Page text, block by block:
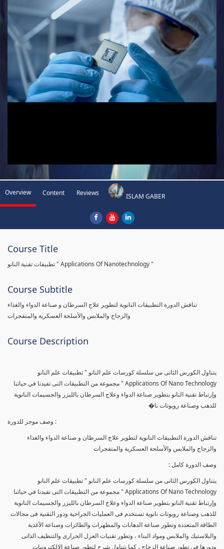
Overview Content Reviews ISLAM GABER
Course Title
تطبيقات تقنية النانو " Applications Of Nanotechnology "
Course Subtitle
تناقش الدورة التطبيقات النانوية لتطوير علاج السرطان و صناعة الدواء والغذاء
والزجاج والملابس والأسلحة العسكرية والمتفجرات
Course Description
يتناول الكورس الثانى من سلسلة كورسات علم النانو " تطبيقات علم النانو
Applications Of Nano Technology " مجموعة من التطبيقات التى تفيدنا في حياتنا
وإرتباط تقنية النانو بتطوير صناعة الدواء وعلاج السرطان بالليزر والجسيمات النانوية
للذهب وصناعة روبوتات نا�
وصف موجز للدورة :
تناقش الدورة التطبيقات النانوية لتطوير علاج السرطان و صناعة الدواء والغذاء
والزجاج والملابس والأسلحة العسكرية والمتفجرات
وصف الدورة كامل :
يتناول الكورس الثانى من سلسلة كورسات علم النانو " تطبيقات علم النانو
Applications Of Nano Technology " مجموعة من التطبيقات التى تفيدنا في حياتنا
وإرتباط تقنية النانو بتطوير صناعة الدواء وعلاج السرطان بالليزر والجسيمات النانوية
للذهب وصناعة روبوتات نانوية تستخدم فى العمليات الجراحية ودور التقنية فى مجالات
الطاقة المتعددة وتطور صناعة الدهانات والمطهرات والطائرات وصناعة الأغذية
والبلاستيك والملابس ومواد البناء ، وتطور تقنيات العزل الحرارى والتنظيف الذاتى
ودورها في تطور صناعة الزجاج ، كما نتناول شرح لتطور صناعة الإلكترونيات